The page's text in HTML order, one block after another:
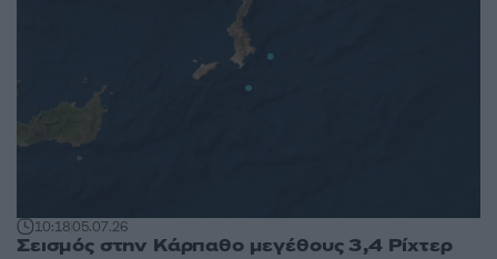
10:1805.07.26
Σεισμός στην Κάρπαθο μεγέθους 3,4 Ρίχτερ